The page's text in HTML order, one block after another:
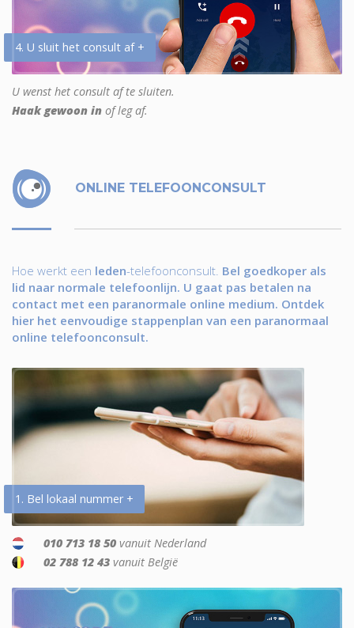
4. U sluit het consult af +
U wenst het consult af te sluiten.
Haak gewoon in of leg af.
ONLINE TELEFOONCONSULT
Hoe werkt een leden-telefoonconsult. Bel goedkoper als
lid naar normale telefoonlijn. U gaat pas betalen na
contact met een paranormale online medium. Ontdek
hier het eenvoudige stappenplan van een paranormaal
online telefoonconsult.
1. Bel lokaal nummer +
010 713 18 50 vanuit Nederland
02 788 12 43 vanuit België